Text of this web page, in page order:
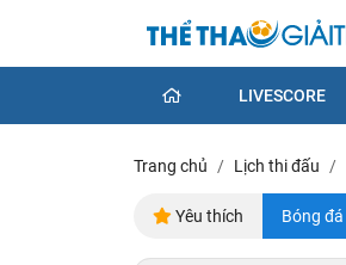
LIVESCORE
Trang chủ Lịch thi đấu
Yêu thích Bóng đá